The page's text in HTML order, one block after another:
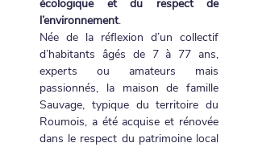
écologique et du respect de
l’environnement.
Née de la réflexion d’un collectif
d’habitants âgés de 7 à 77 ans,
experts ou amateurs mais
passionnés, la maison de famille
Sauvage, typique du territoire du
Roumois, a été acquise et rénovée
dans le respect du patrimoine local